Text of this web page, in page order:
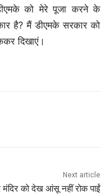
को मेरे पूजा करने के
है? मैं डीएमके सरकार को
दिखाएं।
Next article
मंदिर को देख आंसू नहीं रोक पाईं